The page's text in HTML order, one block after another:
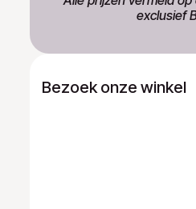
exclusief
Bezoek onze winkel